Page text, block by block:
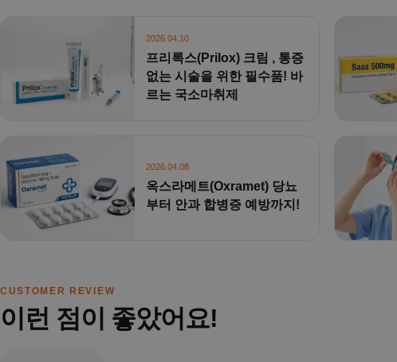
2026.04.10
프리록스(Prilox) 크림 , 통증
없는 시술을 위한 필수품! 바
르는 국소마취제
2026.04.08
옥스라메트(Oxramet) 당뇨
부터 안과 합병증 예방까지!
CUSTOMER REVIEW
이런 점이 좋았어요!